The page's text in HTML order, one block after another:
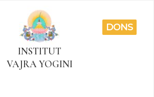
INSTITUT
VAJRA YOGINI
DONS